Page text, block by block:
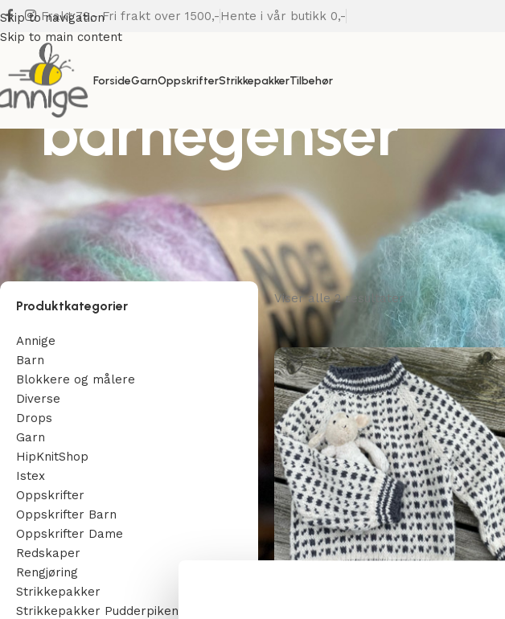
Skip to navigation
Skip to main content
Frakt 79,- Fri frakt over 1500,- Hente i vår butikk 0,-
ForsideGarnOppskrifterStrikkepakkerTilbehør
barnegenser
Produktkategorier
Annige
Barn
Blokkere og målere
Diverse
Drops
Garn
HipKnitShop
Istex
Oppskrifter
Oppskrifter Barn
Oppskrifter Dame
Redskaper
Rengjøring
Strikkepakker
Strikkepakker Pudderpiken
Viser alle 2 resultater